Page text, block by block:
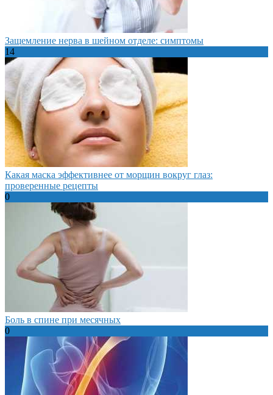
Защемление нерва в шейном отделе: симптомы
14
Какая маска эффективнее от морщин вокруг глаз:
проверенные рецепты
0
Боль в спине при месячных
0